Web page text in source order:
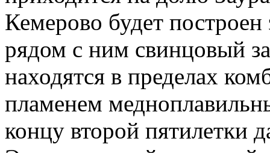
Кемерово будет
рядом с ним свинцовый
находятся в пределах
пламенем
концу второй пятилетки